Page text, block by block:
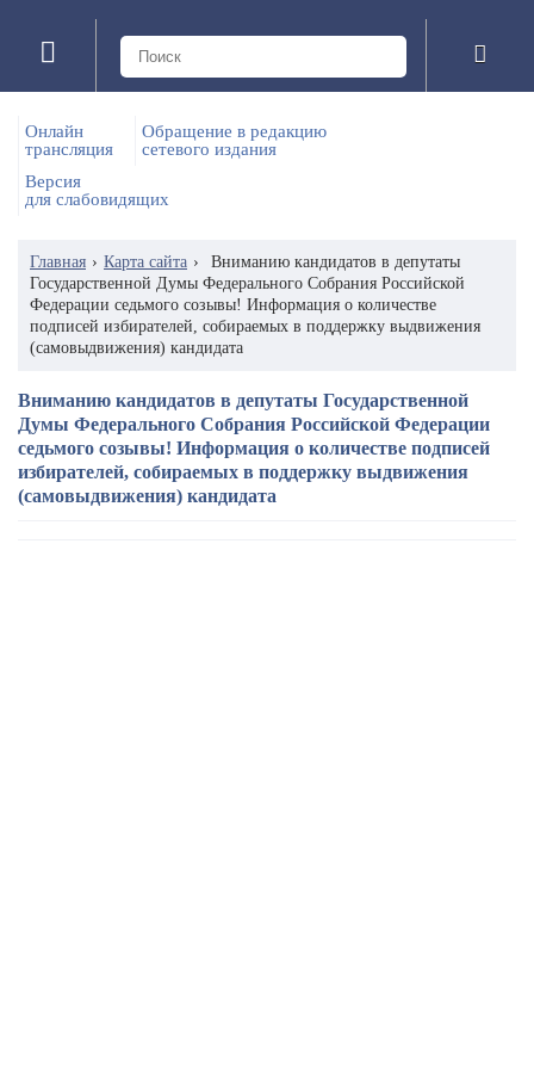
Онлайн
трансляция
Обращение в редакцию
сетевого издания
Версия
для слабовидящих
Главная › Карта сайта ›
Вниманию кандидатов в депутаты
Государственной Думы Федерального Собрания Российской
Федерации седьмого созывы! Информация о количестве
подписей избирателей, собираемых в поддержку выдвижения
(самовыдвижения) кандидата
Вниманию кандидатов в депутаты Государственной
Думы Федерального Собрания Российской Федерации
седьмого созывы! Информация о количестве подписей
избирателей, собираемых в поддержку выдвижения
(самовыдвижения) кандидата